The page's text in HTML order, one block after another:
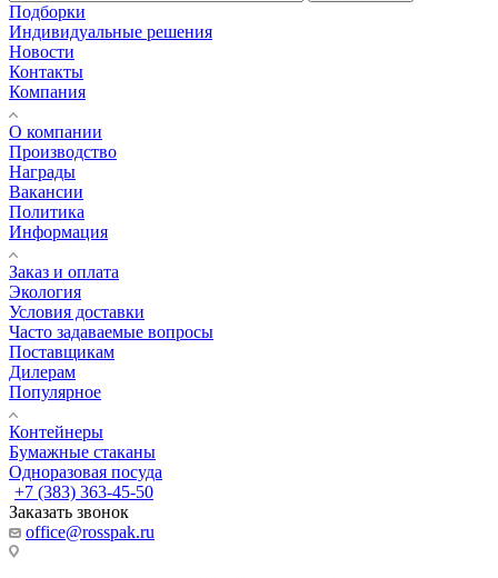
Подборки
Индивидуальные решения
Новости
Контакты
Компания
О компании
Производство
Награды
Вакансии
Политика
Информация
Заказ и оплата
Экология
Условия доставки
Часто задаваемые вопросы
Поставщикам
Дилерам
Популярное
Контейнеры
Бумажные стаканы
Одноразовая посуда
+7 (383) 363-45-50
Заказать звонок
office@rosspak.ru